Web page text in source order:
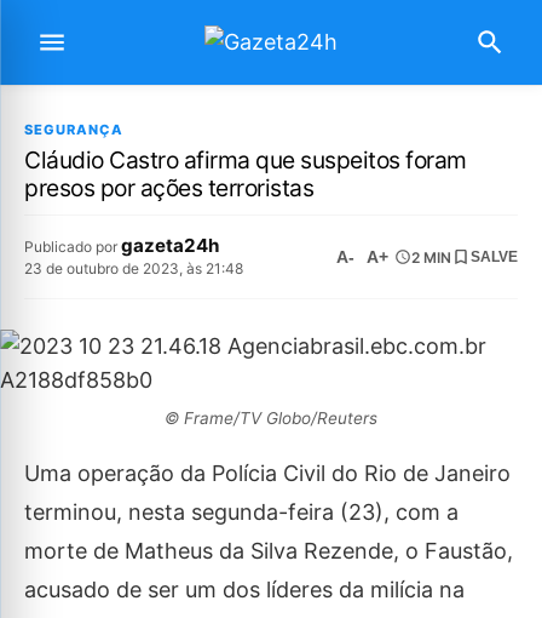
SEGURANÇA
Cláudio Castro afirma que suspeitos foram
presos por ações terroristas
Publicado por gazeta24h
23 de outubro de 2023, às 21:48
A- A+ 2 MIN SALVE
© Frame/TV Globo/Reuters
Uma operação da Polícia Civil do Rio de Janeiro
terminou, nesta segunda-feira (23), com a
morte de Matheus da Silva Rezende, o Faustão,
acusado de ser um dos líderes da milícia na